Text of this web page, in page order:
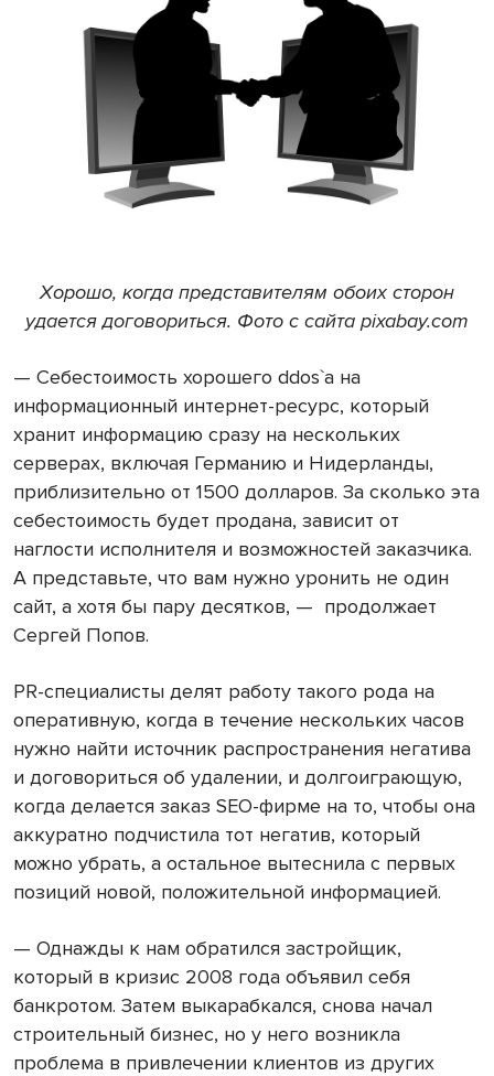
Хорошо, когда представителям обоих сторон
удается договориться. Фото с сайта pixabay.com
— Себестоимость хорошего ddos`a на
информационный интернет-ресурс, который
хранит информацию сразу на нескольких
серверах, включая Германию и Нидерланды,
приблизительно от 1500 долларов. За сколько эта
себестоимость будет продана, зависит от
наглости исполнителя и возможностей заказчика.
А представьте, что вам нужно уронить не один
сайт, а хотя бы пару десятков, — продолжает
Сергей Попов.
PR-специалисты делят работу такого рода на
оперативную, когда в течение нескольких часов
нужно найти источник распространения негатива
и договориться об удалении, и долгоиграющую,
когда делается заказ SEO-фирме на то, чтобы она
аккуратно подчистила тот негатив, который
можно убрать, а остальное вытеснила с первых
позиций новой, положительной информацией.
— Однажды к нам обратился застройщик,
который в кризис 2008 года объявил себя
банкротом. Затем выкарабкался, снова начал
строительный бизнес, но у него возникла
проблема в привлечении клиентов из других